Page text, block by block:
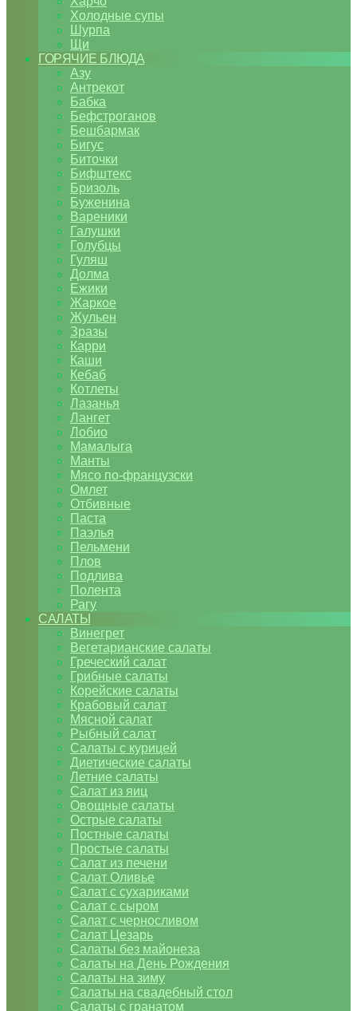
Холодные супы
Шурпа
Щи
ГОРЯЧИЕ БЛЮДА
Азу
Антрекот
Бабка
Бефстроганов
Бешбармак
Бигус
Биточки
Бифштекс
Бризоль
Буженина
Вареники
Галушки
Голубцы
Гуляш
Долма
Ежики
Жаркое
Жульен
Зразы
Карри
Каши
Кебаб
Котлеты
Лазанья
Лангет
Лобио
Мамалыга
Манты
Мясо по-французски
Омлет
Отбивные
Паста
Паэлья
Пельмени
Плов
Подлива
Полента
Рагу
САЛАТЫ
Винегрет
Вегетарианские салаты
Греческий салат
Грибные салаты
Корейские салаты
Крабовый салат
Мясной салат
Рыбный салат
Салаты с курицей
Диетические салаты
Летние салаты
Салат из яиц
Овощные салаты
Острые салаты
Постные салаты
Простые салаты
Салат из печени
Салат Оливье
Салат с сухариками
Салат с сыром
Салат с черносливом
Салат Цезарь
Салаты без майонеза
Салаты на День Рождения
Салаты на зиму
Салаты на свадебный стол
Салаты с гранатом